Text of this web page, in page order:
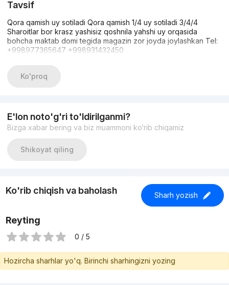
Tavsif
Qora qamish uy sotiladi Qora qamish 1/4 uy sotiladi 3/4/4
Sharoitlar bor krasz yashisiz qoshnila yahshi uy orqasida
bohcha maktab domi tegida magazin zor joyda joylashkan Tel:
+998977365647 +998931432450
Ko'proq
E'lon noto'g'ri to'ldirilganmi?
Bizga xabar bering va biz muammoni ko‘rib chiqamiz
Shikoyat qiling
Ko'rib chiqish va baholash Sharh yozish
Reyting
0 / 5
Hozircha sharhlar yo'q. Birinchi sharhingizni yozing